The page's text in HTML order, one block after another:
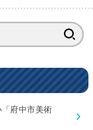
府中市美術